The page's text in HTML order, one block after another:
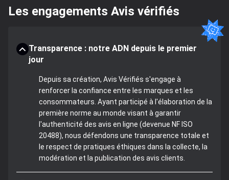
Les engagements Avis vérifiés
Transparence : notre ADN depuis le premier
jour
Depuis sa création, Avis Vérifiés s'engage à
renforcer la confiance entre les marques et les
consommateurs. Ayant participé à l'élaboration de la
première norme au monde visant à garantir
l'authenticité des avis en ligne (devenue NF ISO
20488), nous défendons une transparence totale et
le respect de pratiques éthiques dans la collecte, la
modération et la publication des avis clients.